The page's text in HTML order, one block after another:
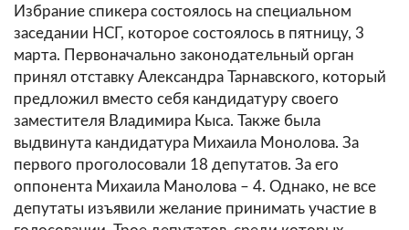
Избрание спикера состоялось на специальном
заседании НСГ, которое состоялось в пятницу, 3
марта. Первоначально законодательный орган
принял отставку Александра Тарнавского, который
предложил вместо себя кандидатуру своего
заместителя Владимира Кыса. Также была
выдвинута кандидатура Михаила Монолова. За
первого проголосовали 18 депутатов. За его
оппонента Михаила Манолова – 4. Однако, не все
депутаты изъявили желание принимать участие в